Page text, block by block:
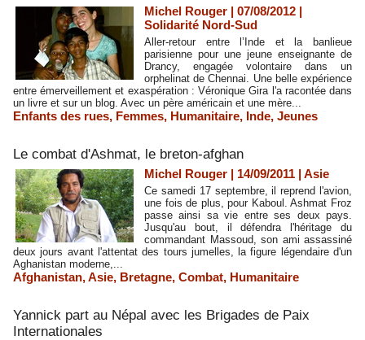
Michel Rouger | 07/08/2012 |
Solidarité Nord-Sud
Aller-retour entre l’Inde et la banlieue
parisienne pour une jeune enseignante de
Drancy, engagée volontaire dans un
orphelinat de Chennai. Une belle expérience
entre émerveillement et exaspération : Véronique Gira l'a racontée dans
un livre et sur un blog. Avec un père américain et une mère...
Enfants des rues, Femmes, Humanitaire, Inde, Jeunes
Le combat d'Ashmat, le breton-afghan
Michel Rouger | 14/09/2011 | Asie
Ce samedi 17 septembre, il reprend l'avion,
une fois de plus, pour Kaboul. Ashmat Froz
passe ainsi sa vie entre ses deux pays.
Jusqu'au bout, il défendra l'héritage du
commandant Massoud, son ami assassiné
deux jours avant l'attentat des tours jumelles, la figure légendaire d'un
Aghanistan moderne,...
Afghanistan,Asie, Bretagne, Combat, Humanitaire
Yannick part au Népal avec les Brigades de Paix
Internationales